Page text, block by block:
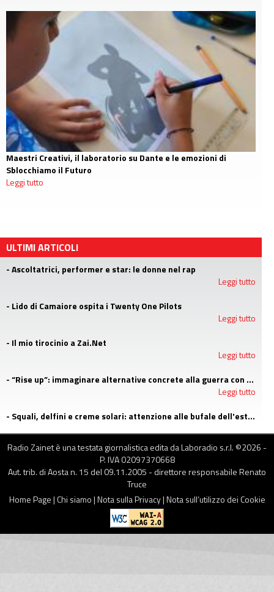
Maestri Creativi, il laboratorio su Dante e le emozioni di
Sblocchiamo il Futuro
Leggi tutto
ULTIMI ARTICOLI
- Ascoltatrici, performer e star: le donne nel rap
Leggi tutto
- Lido di Camaiore ospita i Twenty One Pilots
Leggi tutto
- Il mio tirocinio a Zai.Net
Leggi tutto
- “Rise up”: immaginare alternative concrete alla guerra con i campi estivi di Emergency
Leggi tutto
- Squali, delfini e creme solari: attenzione alle bufale dell'estate
Radio Zainet è una testata giornalistica edita da Laboradio s.r.l. ©2026 -
P. IVA 02097370668
Aut. trib. di Aosta n. 15 del 09.11.2005 - direttore responsabile Renato
Truce
Home Page|Chi siamo|Nota sulla Privacy|Nota sull’utilizzo dei Cookie